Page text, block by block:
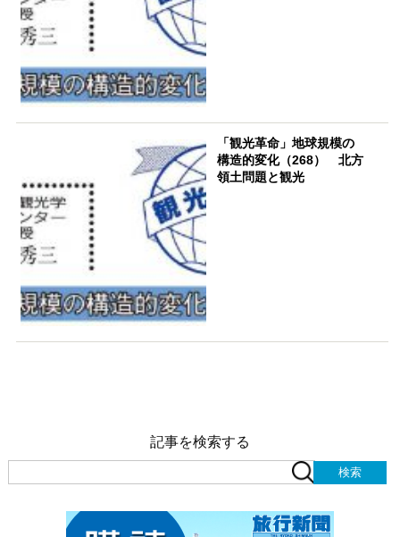
「観光革命」地球規模の
構造的変化（268） 北方
領土問題と観光
記事を検索する